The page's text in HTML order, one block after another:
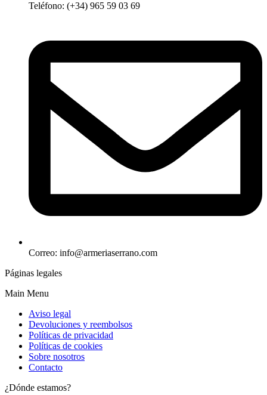
Teléfono: (+34) 965 59 03 69
Correo: info@armeriaserrano.com
Páginas legales
Main Menu
Aviso legal
Devoluciones y reembolsos
Políticas de privacidad
Políticas de cookies
Sobre nosotros
Contacto
¿Dónde estamos?